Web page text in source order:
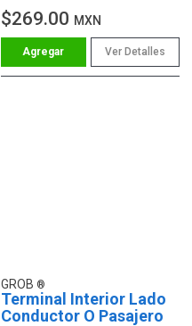
$269.00 MXN
Ver Detalles
GROB
Terminal Interior Lado
Conductor O Pasajero